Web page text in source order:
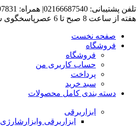
هفته از ساعت 8 صبح تا 6 عصرپاسخگوی شما هستیم.
صفحه نخست
فروشگاه
فروشگاه
حساب کاربری من
پرداخت
سبد خرید
دسته بندی کامل محصولات
ابزاربرقی
ابزاربرقی وابزارشارژی